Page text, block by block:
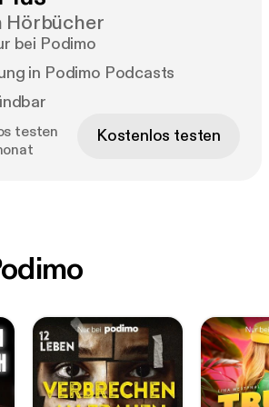
Hörbücher
bei Podimo
in Podimo Podcasts
testen
Kostenlos testen